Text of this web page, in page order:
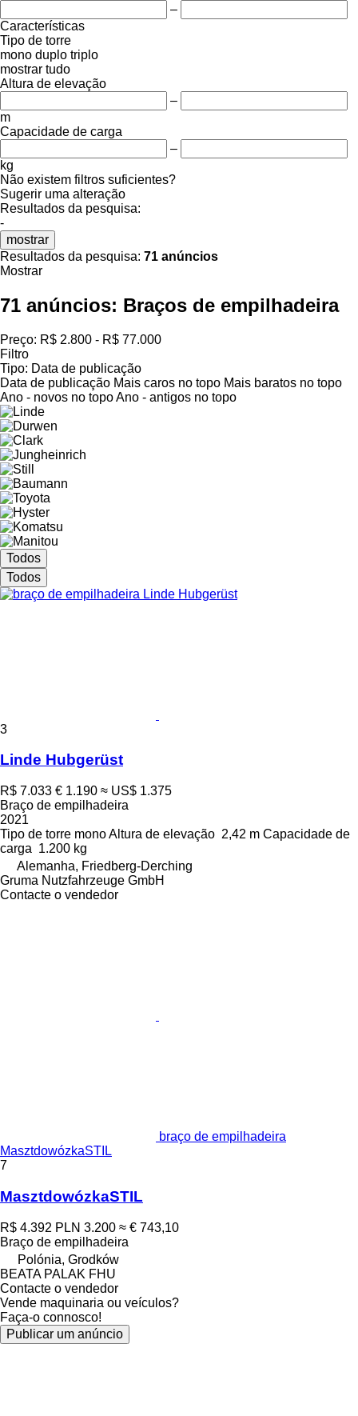
–
Características
Tipo de torre
mono duplo triplo
mostrar tudo
Altura de elevação
–
m
Capacidade de carga
–
kg
Não existem filtros suficientes?
Sugerir uma alteração
Resultados da pesquisa:
-
mostrar
Resultados da pesquisa: 71 anúncios
Mostrar
71 anúncios: Braços de empilhadeira
Preço: R$ 2.800 - R$ 77.000
Filtro
Tipo: Data de publicação
Data de publicação Mais caros no topo Mais baratos no topo
Ano - novos no topoAno - antigos no topo
Todos
Todos
3
Linde Hubgerüst
R$ 7.033 € 1.190 ≈ US$ 1.375
Braço de empilhadeira
2021
Tipo de torre monoAltura de elevação 2,42 m Capacidade de
carga 1.200 kg
Alemanha, Friedberg-Derching
Gruma Nutzfahrzeuge GmbH
Contacte o vendedor
braço de empilhadeira
MasztdowózkaSTIL
7
MasztdowózkaSTIL
R$ 4.392 PLN 3.200 ≈ € 743,10
Braço de empilhadeira
Polónia, Grodków
BEATA PALAK FHU
Contacte o vendedor
Vende maquinaria ou veículos?
Faça-o connosco!
Publicar um anúncio